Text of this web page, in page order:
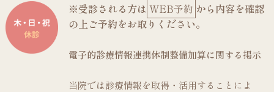
※受診される方は WEB予約 から内容を確認
の上ご予約をお取りください。
電子的診療情報連携体制整備加算に関する掲示
当院では診療情報を取得・活用することによ